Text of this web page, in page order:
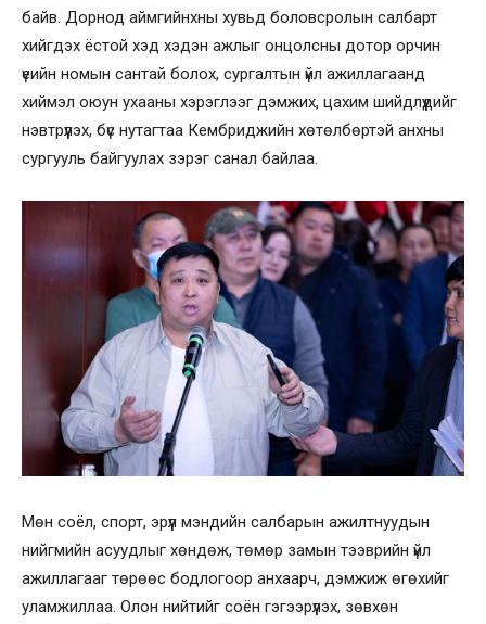
байв. Дорнод аймгийнхны хувьд боловсролын салбарт
хийгдэх ёстой хэд хэдэн ажлыг онцолсны дотор орчин
үеийн номын сантай болох, сургалтын үйл ажиллагаанд
хиймэл оюун ухааны хэрэглээг дэмжих, цахим шийдлүүдийг
нэвтрүүлэх, бүс нутагтаа Кембриджийн хөтөлбөртэй анхны
сургууль байгуулах зэрэг санал байлаа.
Мөн соёл, спорт, эрүүл мэндийн салбарын ажилтнуудын
нийгмийн асуудлыг хөндөж, төмөр замын тээврийн үйл
ажиллагааг төрөөс бодлогоор анхаарч, дэмжиж өгөхийг
уламжиллаа. Олон нийтийг соён гэгээрүүлэх, зөвхөн